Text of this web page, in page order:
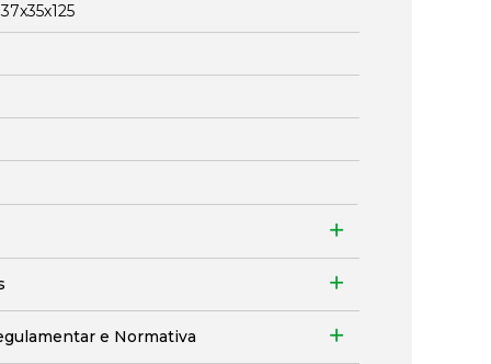
37x35x125
e Normativa